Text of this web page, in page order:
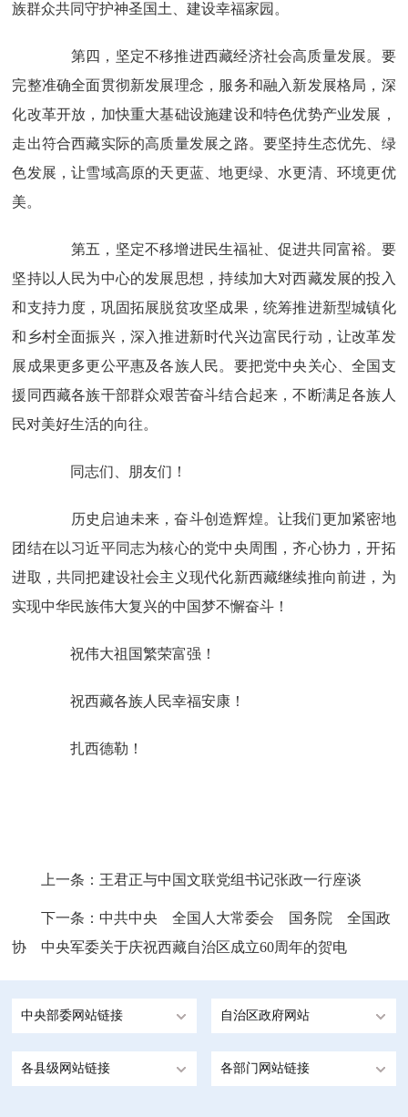
族群众共同守护神圣国土、建设幸福家园。
第四，坚定不移推进西藏经济社会高质量发展。要
完整准确全面贯彻新发展理念，服务和融入新发展格局，深
化改革开放，加快重大基础设施建设和特色优势产业发展，
走出符合西藏实际的高质量发展之路。要坚持生态优先、绿
色发展，让雪域高原的天更蓝、地更绿、水更清、环境更优
美。
第五，坚定不移增进民生福祉、促进共同富裕。要
坚持以人民为中心的发展思想，持续加大对西藏发展的投入
和支持力度，巩固拓展脱贫攻坚成果，统筹推进新型城镇化
和乡村全面振兴，深入推进新时代兴边富民行动，让改革发
展成果更多更公平惠及各族人民。要把党中央关心、全国支
援同西藏各族干部群众艰苦奋斗结合起来，不断满足各族人
民对美好生活的向往。
同志们、朋友们！
历史启迪未来，奋斗创造辉煌。让我们更加紧密地
团结在以习近平同志为核心的党中央周围，齐心协力，开拓
进取，共同把建设社会主义现代化新西藏继续推向前进，为
实现中华民族伟大复兴的中国梦不懈奋斗！
祝伟大祖国繁荣富强！
祝西藏各族人民幸福安康！
扎西德勒！
上一条： 王君正与中国文联党组书记张政一行座谈
下一条： 中共中央 全国人大常委会 国务院 全国政
协 中央军委关于庆祝西藏自治区成立60周年的贺电
中央部委网站链接 自治区政府网站
各县级网站链接 各部门网站链接